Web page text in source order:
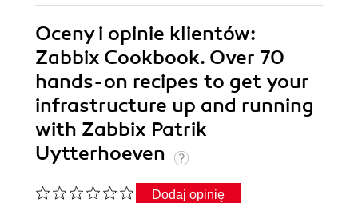
Oceny i opinie klientów:
Zabbix Cookbook. Over 70
hands-on recipes to get your
infrastructure up and running
with Zabbix Patrik
Uytterhoeven
Dodaj opinię